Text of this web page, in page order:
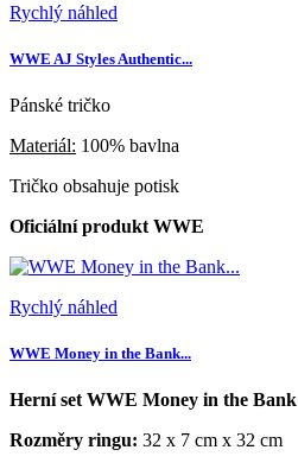
Rychlý náhled
WWE AJ Styles Authentic...
Pánské tričko
Materiál: 100% bavlna
Tričko obsahuje potisk
Oficiální produkt WWE
Rychlý náhled
WWE Money in the Bank...
Herní set WWE Money in the Bank
Rozměry ringu: 32 x 7 cm x 32 cm